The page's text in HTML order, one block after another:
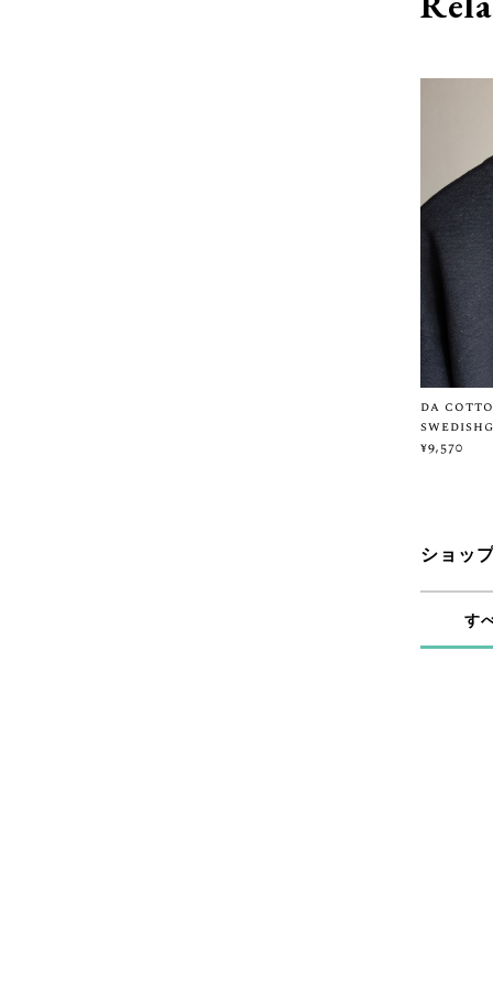
da
¥9,570
ショッ
す